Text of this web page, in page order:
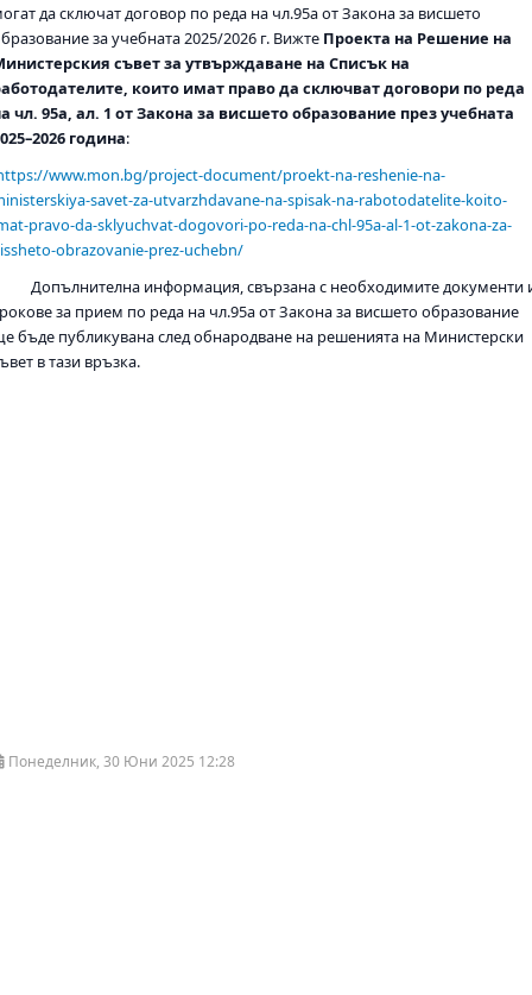
да сключат договор по реда на чл.95а от Закона за висшето
за учебната 2025/2026 г. Вижте Проекта на Решение на
съвет за утвърждаване на Списък на
които имат право да сключват договори по реда
чл. 95а, ал. 1 от Закона за висшето образование през учебната
година:
www.mon.bg/project-document/proekt-na-reshenie-na-
savet-za-utvarzhdavane-na-spisak-na-rabotodatelite-koito-
pravo-da-sklyuchvat-dogovori-po-reda-na-chl-95a-al-1-ot-zakona-za-
obrazovanie-prez-uchebn/
информация, свързана с необходимите документи
за прием по реда на чл.95а от Закона за висшето образование
бъде публикувана след обнародване на решенията на Министерски
в тази връзка.
Понеделник, 30 Юни 2025 12:28